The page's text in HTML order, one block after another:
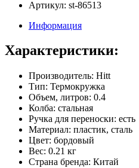
Артикул: st-86513
Информация
Характеристики:
Производитель: Hitt
Тип: Термокружка
Объем, литров: 0.4
Колба: стальная
Ручка для переноски: есть
Материал: пластик, сталь
Цвет: бордовый
Вес: 0.21 кг
Страна бренда: Китай